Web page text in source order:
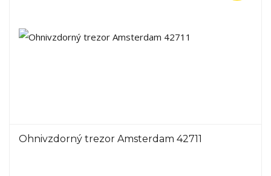
Ohnivzdorný trezor Amsterdam 42711